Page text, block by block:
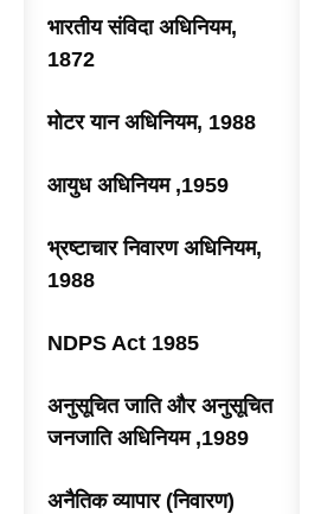
भारतीय संविदा अधिनियम,
1872
मोटर यान अधिनियम, 1988
आयुध अधिनियम ,1959
भ्रष्टाचार निवारण अधिनियम,
1988
NDPS Act 1985
अनुसूचित जाति और अनुसूचित
जनजाति अधिनियम ,1989
अनैतिक व्यापार (निवारण)